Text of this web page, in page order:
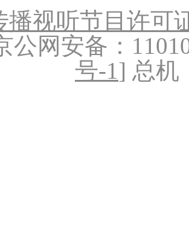
播视听节目许可
公网安备：
号-1] 总机